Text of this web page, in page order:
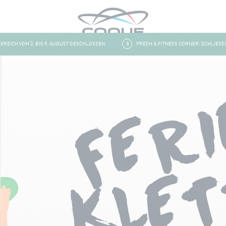
VOM 3. BIS 9. AUGUST GESCHLOSSEN FRESH & FITNESS CORNER: